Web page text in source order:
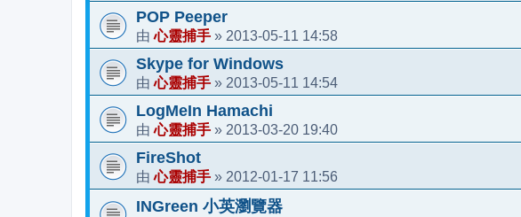
POP Peeper
由心靈捕手 » 2013-05-11 14:58
Skype for Windows
由心靈捕手 » 2013-05-11 14:54
LogMeIn Hamachi
由心靈捕手 » 2013-03-20 19:40
FireShot
由心靈捕手 » 2012-01-17 11:56
INGreen 小英瀏覽器